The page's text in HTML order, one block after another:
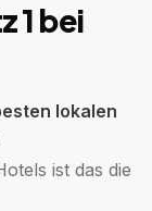
1 bei
lokalen
ist das die